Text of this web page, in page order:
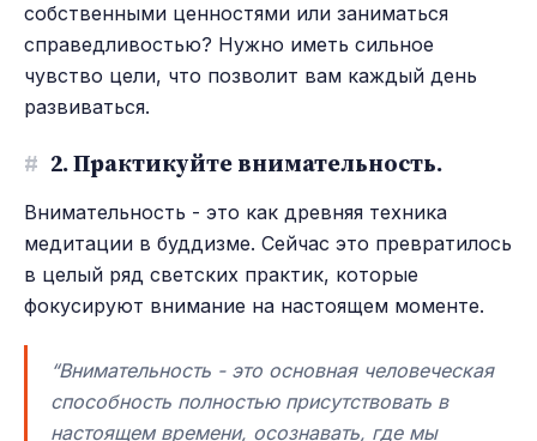
собственными ценностями или заниматься
справедливостью? Нужно иметь сильное
чувство цели, что позволит вам каждый день
развиваться.
# 2. Практикуйте внимательность.
Внимательность - это как древняя техника
медитации в буддизме. Сейчас это превратилось
в целый ряд светских практик, которые
фокусируют внимание на настоящем моменте.
“Внимательность - это основная человеческая
способность полностью присутствовать в
настоящем времени, осознавать, где мы